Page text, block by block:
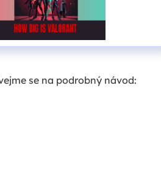
se na podrobný návod: